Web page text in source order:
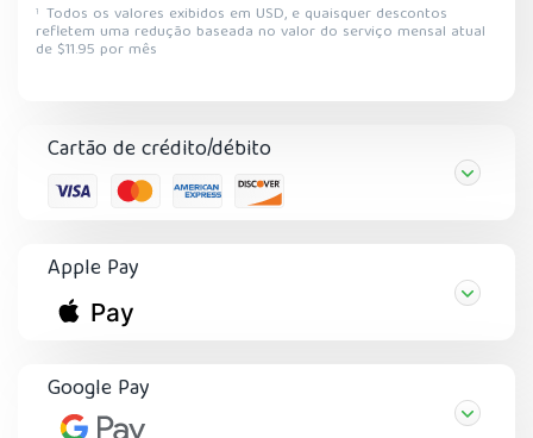
Cartão de crédito/débito
Apple Pay
Google Pay
1 Todos os valores exibidos em USD, e quaisquer descontos
refletem uma redução baseada no valor do serviço mensal atual
de $11.95 por mês